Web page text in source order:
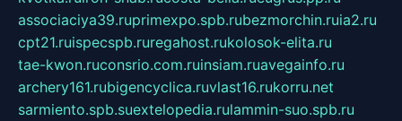
associaciya39.ruprimexpo.spb.rubezmorchin.ruia2.ru
cpt21.ruispecspb.ruregahost.rukolosok-elita.ru
tae-kwon.ruconsrio.com.ruinsiam.ruavegainfo.ru
archery161.rubigencyclica.ruvlast16.rukorru.net
sarmiento.spb.suextelopedia.rulammin-suo.spb.ru